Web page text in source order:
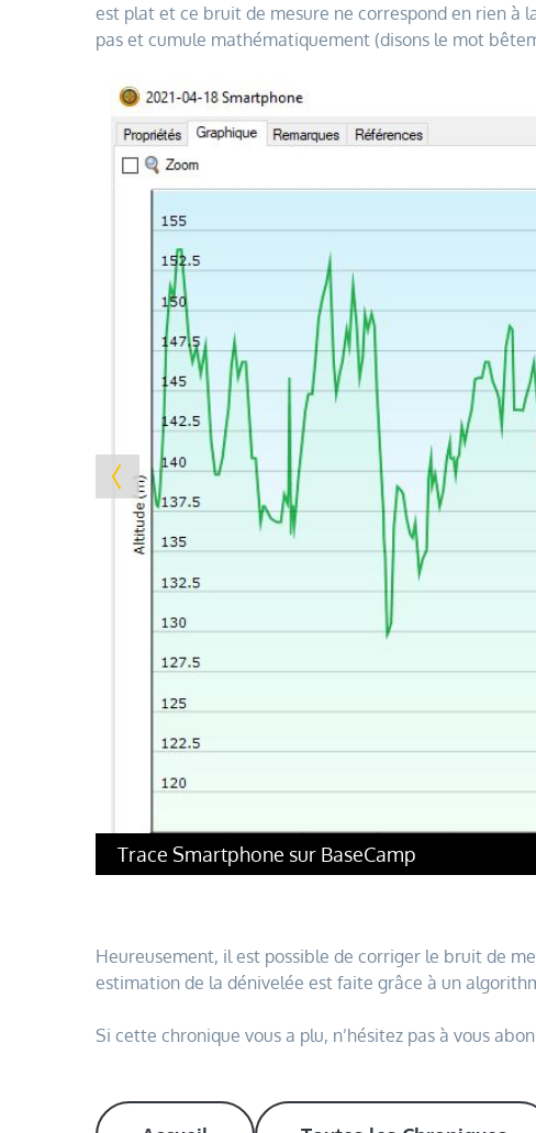
est plat et ce bruit de mesure ne correspond en rien à
pas et cumule mathématiquement (disons le mot
Trace Smartphone sur BaseCamp
Heureusement, il est possible de corriger le bruit de
estimation de la dénivelée est faite grâce à un
Si cette chronique vous a plu, n’hésitez pas à vous